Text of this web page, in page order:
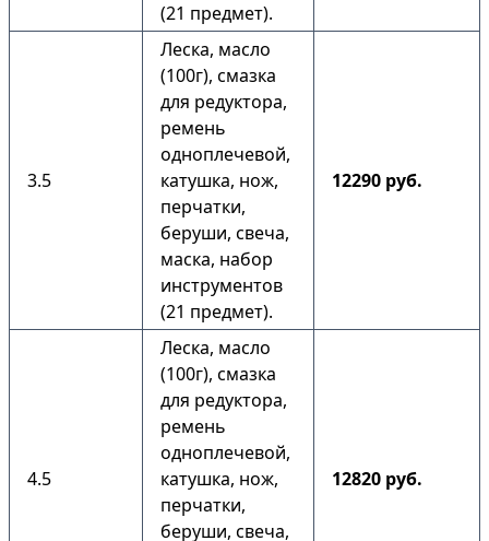
(21 предмет).
3.5
Леска, масло
(100г), смазка
для редуктора,
ремень
одноплечевой,
катушка, нож,
перчатки,
беруши, свеча,
маска, набор
инструментов
(21 предмет).
12290 руб.
4.5
Леска, масло
(100г), смазка
для редуктора,
ремень
одноплечевой,
катушка, нож,
перчатки,
беруши, свеча,
12820 руб.